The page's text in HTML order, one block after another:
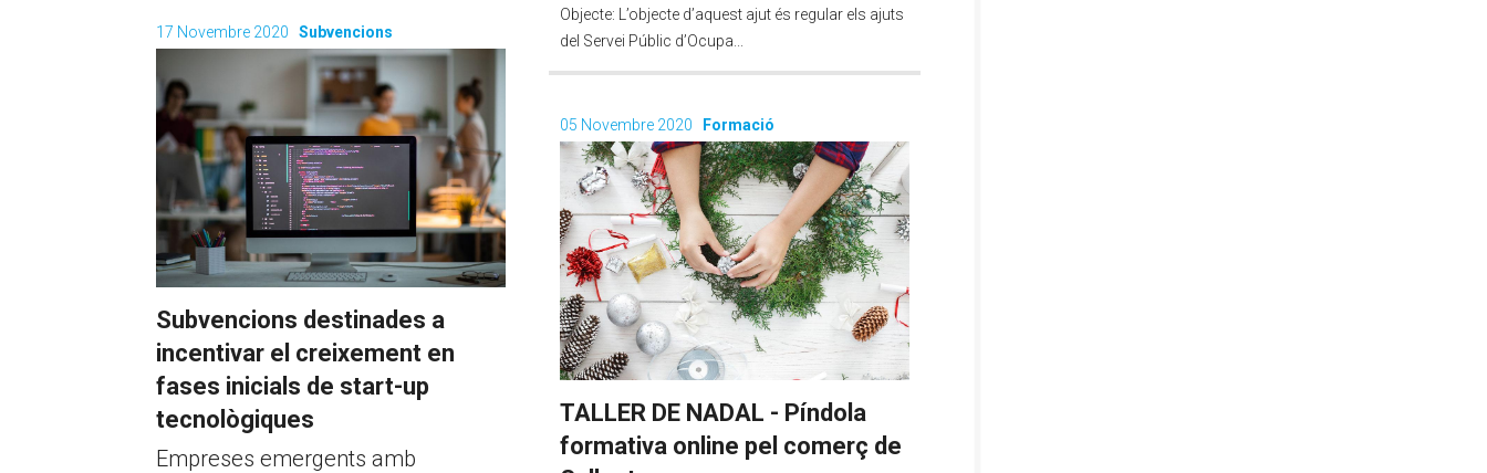
Objecte: L’objecte d’aquest ajut és regular els ajuts
del Servei Públic d’Ocupa...
17 Novembre 2020 Subvencions
Subvencions destinades a
incentivar el creixement en
fases inicials de start-up
tecnològiques
Empreses emergents amb
05 Novembre 2020 Formació
TALLER DE NADAL - Píndola
formativa online pel comerç de